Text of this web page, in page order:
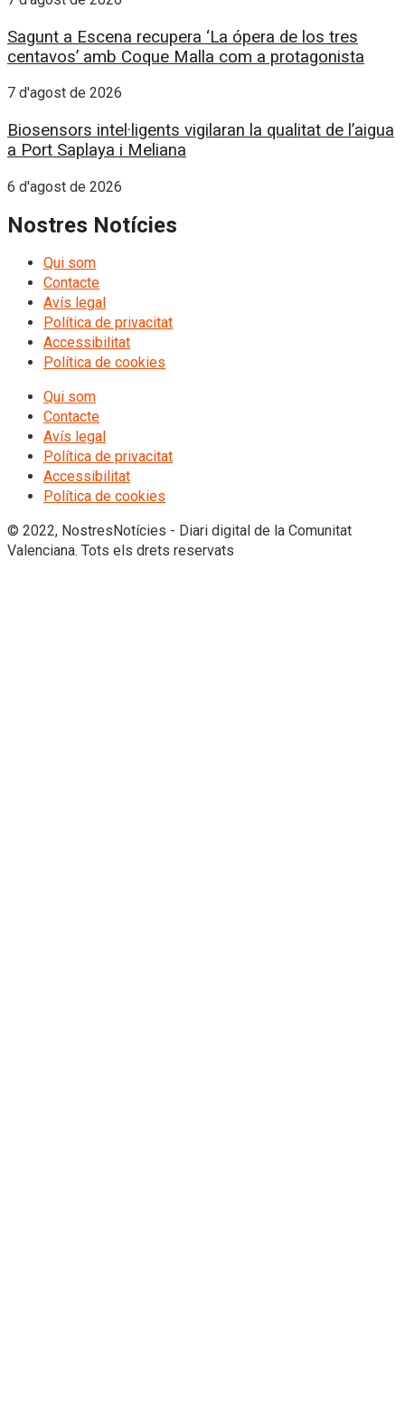
Sagunt a Escena recupera ‘La ópera de los tres
centavos’ amb Coque Malla com a protagonista
7 d'agost de 2026
Biosensors intel·ligents vigilaran la qualitat de l’aigua
a Port Saplaya i Meliana
6 d'agost de 2026
Nostres Notícies
Qui som
Contacte
Avís legal
Política de privacitat
Accessibilitat
Política de cookies
Qui som
Contacte
Avís legal
Política de privacitat
Accessibilitat
Política de cookies
© 2022, NostresNotícies - Diari digital de la Comunitat
Valenciana. Tots els drets reservats